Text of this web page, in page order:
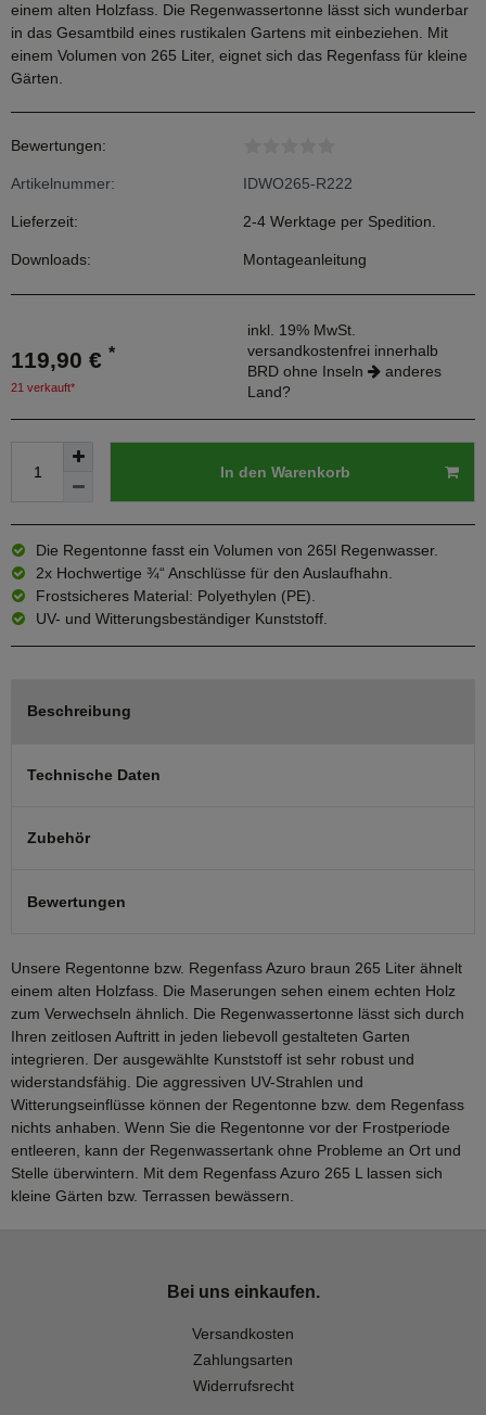
einem alten Holzfass. Die Regenwassertonne lässt sich wunderbar
in das Gesamtbild eines rustikalen Gartens mit einbeziehen. Mit
einem Volumen von 265 Liter, eignet sich das Regenfass für kleine
Gärten.
Bewertungen:
Artikelnummer: IDWO265-R222
Lieferzeit: 2-4 Werktage per Spedition.
Downloads: Montageanleitung
119,90 € *
21 verkauft*
inkl. 19% MwSt.
versandkostenfrei innerhalb
BRD ohne Inseln
anderes
Land?
In den Warenkorb
Die Regentonne fasst ein Volumen von 265l Regenwasser.
2x Hochwertige ¾“ Anschlüsse für den Auslaufhahn.
Frostsicheres Material: Polyethylen (PE).
UV- und Witterungsbeständiger Kunststoff.
Beschreibung
Technische Daten
Zubehör
Bewertungen
Unsere Regentonne bzw. Regenfass Azuro braun 265 Liter ähnelt
einem alten Holzfass. Die Maserungen sehen einem echten Holz
zum Verwechseln ähnlich. Die Regenwassertonne lässt sich durch
Ihren zeitlosen Auftritt in jeden liebevoll gestalteten Garten
integrieren. Der ausgewählte Kunststoff ist sehr robust und
widerstandsfähig. Die aggressiven UV-Strahlen und
Witterungseinflüsse können der Regentonne bzw. dem Regenfass
nichts anhaben. Wenn Sie die Regentonne vor der Frostperiode
entleeren, kann der Regenwassertank ohne Probleme an Ort und
Stelle überwintern. Mit dem Regenfass Azuro 265 L lassen sich
kleine Gärten bzw. Terrassen bewässern.
Bei uns einkaufen.
Versandkosten
Zahlungsarten
Widerrufsrecht